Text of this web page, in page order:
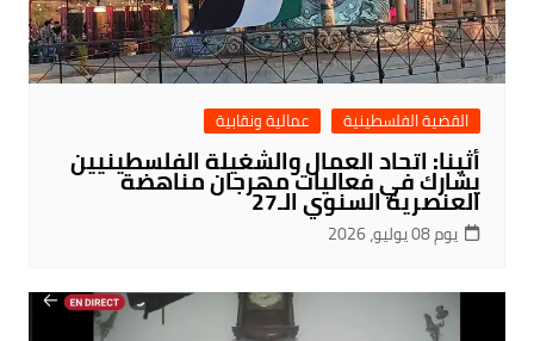
القضية الفلسطينية عمالية ونقابية
أثينا: اتحاد العمال والشغيلة الفلسطينيين
يشارك في فعاليات مهرجان مناهضة
العنصرية السنوي الـ27
يوم 08 يوليو، 2026